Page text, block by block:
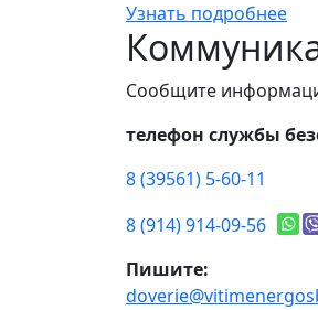
Узнать подробнее
Сообщите
телефон службы
8 (39561) 5-60-11
8 (914) 914-09-56
Пишите: